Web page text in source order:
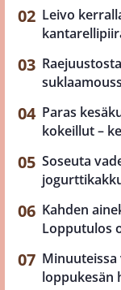
Leivo
Paras
kokeillut –
Soseuta
Kahden
Lopputulos
loppukesän